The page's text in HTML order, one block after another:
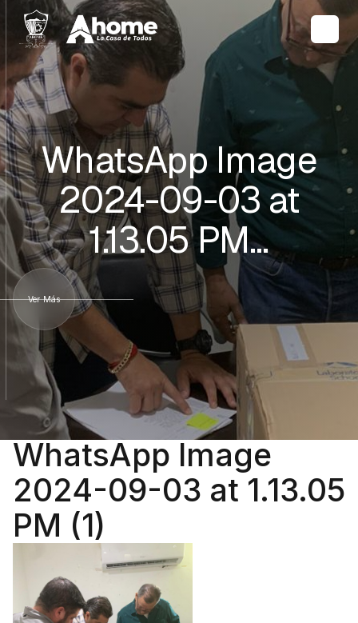
WhatsApp Image
2024-09-03 at
1.13.05 PM…
Ver Más
WhatsApp Image
2024-09-03 at 1.13.05
PM (1)